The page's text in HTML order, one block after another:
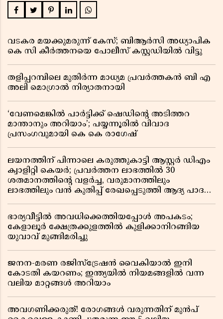
വടകര മയക്കുമരുന്ന് കേസ്; ബിആർസി അധ്യാപിക
കെ സി കീർത്തനയെ പോലീസ് കസ്റ്റഡിയിൽ വിട്ടു
തളിപ്പറമ്പിലെ മുതിർന്ന മാധ്യമ പ്രവർത്തകൻ ബി എ
അലി മൊഗ്രാൽ നിര്യാതനായി
‘വേണമെങ്കിൽ പാർട്ടിക്ക് ഷെഡിൻ്റെ അടിത്തറ
മാന്താനും അറിയാം’; പയ്യന്നൂരിൽ വിവാദ
പ്രസംഗവുമായി കെ കെ രാഗേഷ്
ലയനത്തിന് പിന്നാലെ കരുത്തുകാട്ടി ആസ്റ്റർ ഡിഎം
ക്വാളിറ്റി കെയർ; പ്രവർത്തന ലാഭത്തിൽ 30
ശതമാനത്തിൻ്റെ വളർച്ച, വരുമാനത്തിലും
ലാഭത്തിലും വൻ കുതിപ്പ് രേഖപ്പെടുത്തി ആദ്യ പാദ
ഭാര്യവീട്ടിൽ അവധിക്കെത്തിയപ്പോൾ അപകടം;
കേളാലൂർ ക്ഷേത്രക്കുളത്തിൽ കുളിക്കാനിറങ്ങിയ
യുവാവ് മുങ്ങിമരിച്ചു
ജനന-മരണ രജിസ്ട്രേഷൻ വൈകിയാൽ ഇനി
കോടതി കയറണം; ഇന്ത്യയിൽ നിയമങ്ങളിൽ വന്ന
വലിയ മാറ്റങ്ങൾ അറിയാം
അവഗണിക്കരുത്! രോഗങ്ങൾ വരുന്നതിന് മുൻപ്